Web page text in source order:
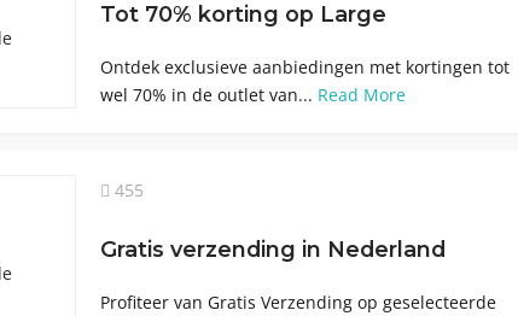
Tot 70% korting op Large
Ontdek exclusieve aanbiedingen met kortingen tot
wel 70% in de outlet van... Read More
455
Gratis verzending in Nederland
Profiteer van Gratis Verzending op geselecteerde